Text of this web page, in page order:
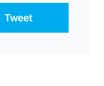
Tweet